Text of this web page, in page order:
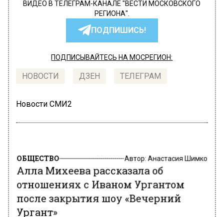
ВИДЕО В ТЕЛЕГРАМ-КАНАЛЕ "ВЕСТИ МОСКОВСКОГО
РЕГИОНА".
ПОДПИШИСЬ!
ПОДПИСЫВАЙТЕСЬ НА МОСРЕГИОН:
НОВОСТИ ДЗЕН ТЕЛЕГРАМ
Новости СМИ2
ОБЩЕСТВО Автор: Анастасия Шимко
Алла Михеева рассказала об
отношениях с Иваном Ургантом
после закрытия шоу «Вечерний
Ургант»